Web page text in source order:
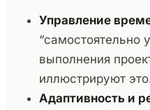
Управление
“самостоятельно
выполнения
иллюстрируют
Адаптивность и